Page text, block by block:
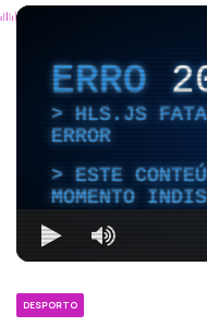
ERRO
HLS.JS
ERROR
ESTE
MOMENTO
DESPORTO